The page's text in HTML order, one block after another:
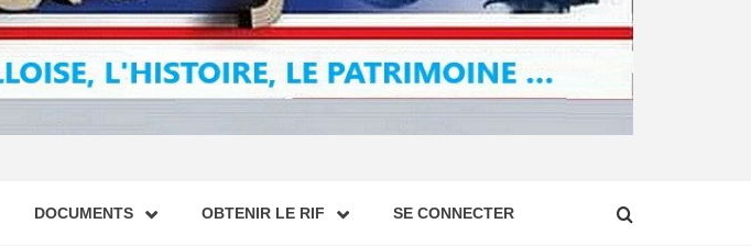
DOCUMENTS OBTENIR LE RIF SE CONNECTER